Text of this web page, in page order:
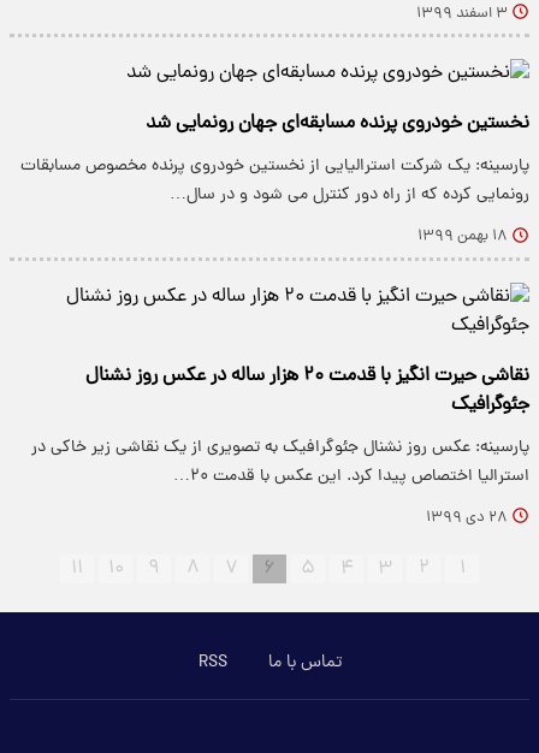
۳ اسفند ۱۳۹۹
نخستین خودروی پرنده مسابقه‌ای جهان رونمایی شد
پارسینه: یک شرکت استرالیایی از نخستین خودروی پرنده مخصوص مسابقات
رونمایی کرده که از راه دور کنترل می شود و در سال…
۱۸ بهمن ۱۳۹۹
نقاشی حیرت انگیز با قدمت ۲۰ هزار ساله در عکس روز نشنال
جئوگرافیک
پارسینه: عکس روز نشنال جئوگرافیک به تصویری از یک نقاشی زیر خاکی در
استرالیا اختصاص پیدا کرد. این عکس با قدمت ۲۰…
۲۸ دی ۱۳۹۹
۱ ۲ ۳ ۴ ۵ ۶ ۷ ۸ ۹ ۱۰ ۱۱
تماس با ما RSS